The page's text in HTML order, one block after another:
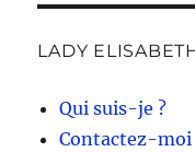
LADY
Qui suis-je ?
Contactez-moi